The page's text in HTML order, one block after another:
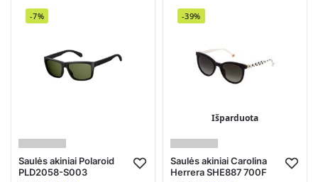
-7%
Saulės akiniai Polaroid
PLD2058-S003
-39%
Išparduota
Saulės akiniai Carolina
Herrera SHE887 700F